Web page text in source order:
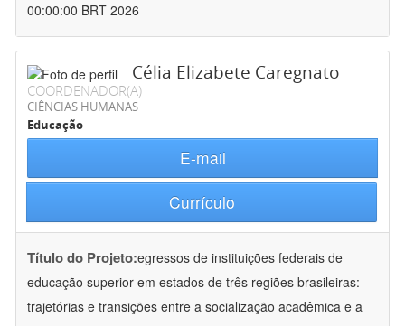
00:00:00 BRT 2026
Célia Elizabete Caregnato
COORDENADOR(A)
CIÊNCIAS HUMANAS
Educação
E-mail
Currículo
Título do Projeto:egressos de instituições federais de
educação superior em estados de três regiões brasileiras:
trajetórias e transições entre a socialização acadêmica e a